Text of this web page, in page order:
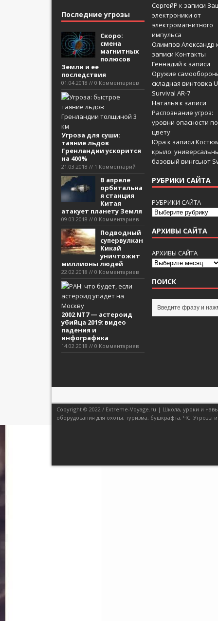
Последние угрозы
Скоро:
смена
магнитных
полюсов
Земли и ее
последствия
01.04.2018 // 0 Комментариев
Угроза для суши:
таяние льдов
Гренландии ускорится
на 400%
21.03.2018 // 1 Комментарий
В апреле
орбитальна
я станция
Китая
атакует планету Земля
09.03.2018 // 0 Комментариев
Подводный
супервулкан
Кикай
уничтожит
миллионы людей
22.02.2018 // 0 Комментариев
2002 NT7 — астероид
убийца 2019: видео
падения и
инфографика
14.02.2018 // 0 Комментариев
СергейР к записи
электроники от
электромагнитного
импульса
Олимпов Александр
записи Контакты
Геннадий к записи
Оружие
складная винтовка
Survival AR-7
Наталья к записи
Распознание угроз:
уровни опасности по
цвету
Юра к записи
крыло:
базовый вингсьют
РУБРИКИ САЙТА
РУБРИКИ САЙТА
АРХИВЫ САЙТА
АРХИВЫ САЙТА
ПОИСК
Copyright © 2022 / Extreme-Voyage.ru | Школа, уроки и
оборудования для охоты, туризма, бушкрафта, ЧС. Угрозы